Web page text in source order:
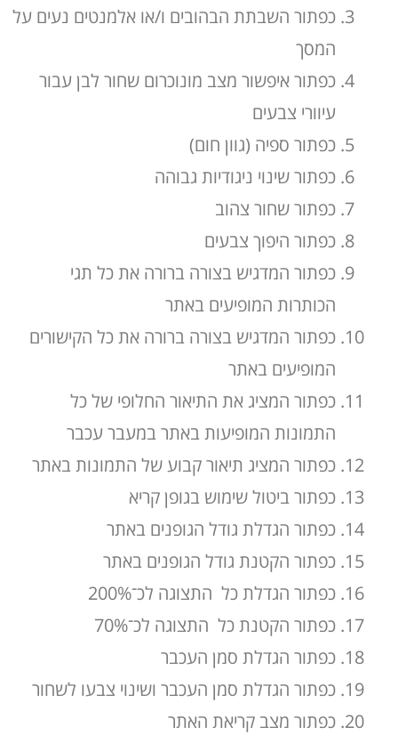
כפתור השבתת הבהובים ו/או אלמנטים נעים על
המסך
כפתור איפשור מצב מונוכרום שחור לבן עבור
עיוורי צבעים
כפתור ספיה (גוון חום)
כפתור שינוי ניגודיות גבוהה
כפתור שחור צהוב
כפתור היפוך צבעים
כפתור המדגיש בצורה ברורה את כל תגי
הכותרות המופיעים באתר
כפתור המדגיש בצורה ברורה את כל הקישורים
המופיעים באתר
כפתור המציג את התיאור החלופי של כל
התמונות המופיעות באתר במעבר עכבר
כפתור המציג תיאור קבוע של התמונות באתר
כפתור ביטול שימוש בגופן קריא
כפתור הגדלת גודל הגופנים באתר
כפתור הקטנת גודל הגופנים באתר
כפתור הגדלת כל התצוגה לכ־200%
כפתור הקטנת כל התצוגה לכ־70%
כפתור הגדלת סמן העכבר
כפתור הגדלת סמן העכבר ושינוי צבעו לשחור
כפתור מצב קריאת האתר